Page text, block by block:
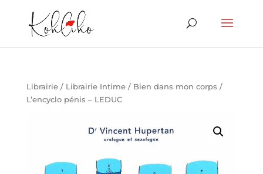
Librairie/ Librairie Intime/ Bien dans mon corps /
L’encyclo pénis – LEDUC